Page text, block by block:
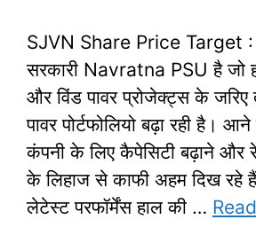
SJVN Share Price Target
सरकारी Navratna PSU है जो
और विंड पावर प्रोजेक्ट्स के
पावर पोर्टफोलियो बढ़ा रही है।
कंपनी के लिए कैपेसिटी बढ़ाने और
के लिहाज से काफी अहम दिख रहे
लेटेस्ट परफॉर्मेंस हाल की …